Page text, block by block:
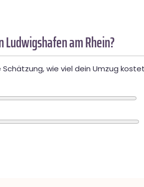
Ludwigshafen am Rhein?
wie viel dein Umzug